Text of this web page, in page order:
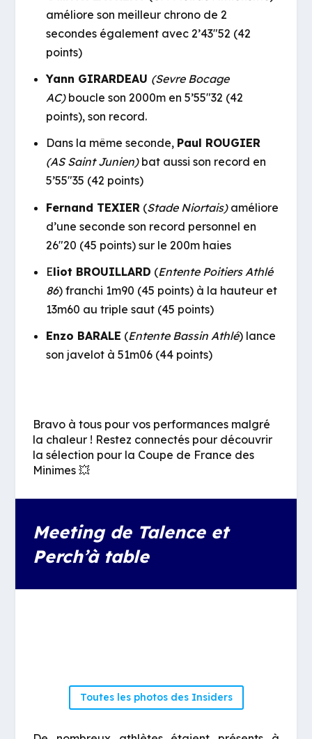
améliore son meilleur chrono de 2
secondes également avec 2’43″52 (42
points)
Yann GIRARDEAU (Sevre Bocage
AC) boucle son 2000m en 5’55″32 (42
points), son record.
Dans la même seconde, Paul ROUGIER
(AS Saint Junien) bat aussi son record en
5’55″35 (42 points)
Fernand TEXIER (Stade Niortais)améliore
d’une seconde son record personnel en
26″20 (45 points) sur le 200m haies
Eliot BROUILLARD (Entente Poitiers Athlé
86) franchi 1m90 (45 points) à la hauteur et
13m60 au triple saut (45 points)
Enzo BARALE (Entente Bassin Athlé) lance
son javelot à 51m06 (44 points)
Bravo à tous pour vos performances malgré
la chaleur ! Restez connectés pour découvrir
la sélection pour la Coupe de France des
Minimes 💥
Meeting de Talence et
Perch’à table
Toutes les photos des Insiders